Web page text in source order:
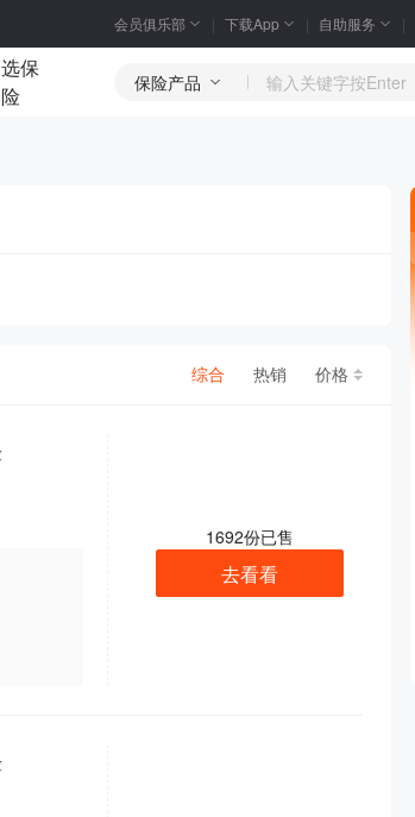
会员俱乐部 下载App 自助服务
选保
险
保险产品
综合 热销 价格
1692份已售
去看看